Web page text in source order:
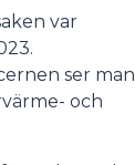
var
ser man
och